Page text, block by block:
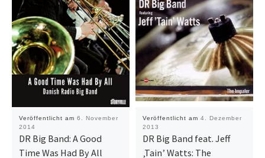
Veröffentlicht am 6. November
2014
DR Big Band: A Good
Time Was Had By All
Veröffentlicht am 4. Dezember
2013
DR Big Band feat. Jeff
‚Tain’ Watts: The